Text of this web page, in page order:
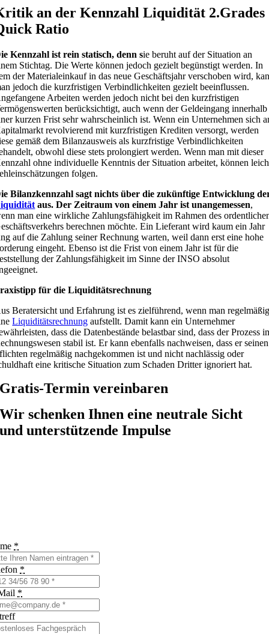
an der Kennzahl Liquidität 2.Grades
Ratio
Kennzahl ist rein statisch, denn sie beruht auf der Situation an
Stichtag. Die Werte können jedoch gezielt begünstigt werden. In
der Materialeinkauf in das neue Geschäftsjahr verschoben wird,
jedoch die kurzfristigen Verbindlichkeiten gezielt beeinflussen.
Arbeiten werden jedoch nicht bei den kurzfristigen
berücksichtigt, auch wenn der Geldeingang innerhalb
kurzen Frist sehr wahrscheinlich ist. Wenn ein Unternehmen sich
revolvierend mit kurzfristigen Krediten versorgt, werden
gemäß dem Bilanzausweis als kurzfristige Verbindlichkeiten
obwohl diese stets prolongiert werden. Wenn man mit dieser
ohne individuelle Kenntnis der Situation arbeitet, können
folgen.
Bilanzkennzahl sagt nichts über die zukünftige Entwicklung
aus. Der Zeitraum von einem Jahr ist unangemessen,
man eine wirkliche Zahlungsfähigkeit im Rahmen des
berechnen möchte. Ein Lieferant wird kaum ein Jahr
auf die Zahlung seiner Rechnung warten, weil dann erst eine hohe
eingeht. Ebenso ist die Frist von einem Jahr ist für die
der Zahlungsfähigkeit im Sinne der INSO absolut
für die Liquiditätsrechnung
Beratersicht und Erfahrung ist es zielführend, wenn man
Liquiditätsrechnung aufstellt. Damit kann ein Unternehmer
dass die Datenbestände belastbar sind, dass der Prozess
stabil ist. Er kann ebenfalls nachweisen, dass er seinen
regelmäßig nachgekommen ist und nicht nachlässig oder
eine kritische Situation zum Schaden Dritter ignoriert hat.
Gratis-Termin vereinbaren
Wir schenken Ihnen eine neutrale Sicht
und unterstützende Impulse
*
*
*